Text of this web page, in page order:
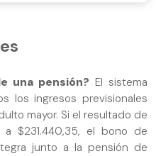
una pensión? El sistema
los ingresos previsionales
mayor. Si el resultado de
$231.440,35, el bono de
junto a la pensión de